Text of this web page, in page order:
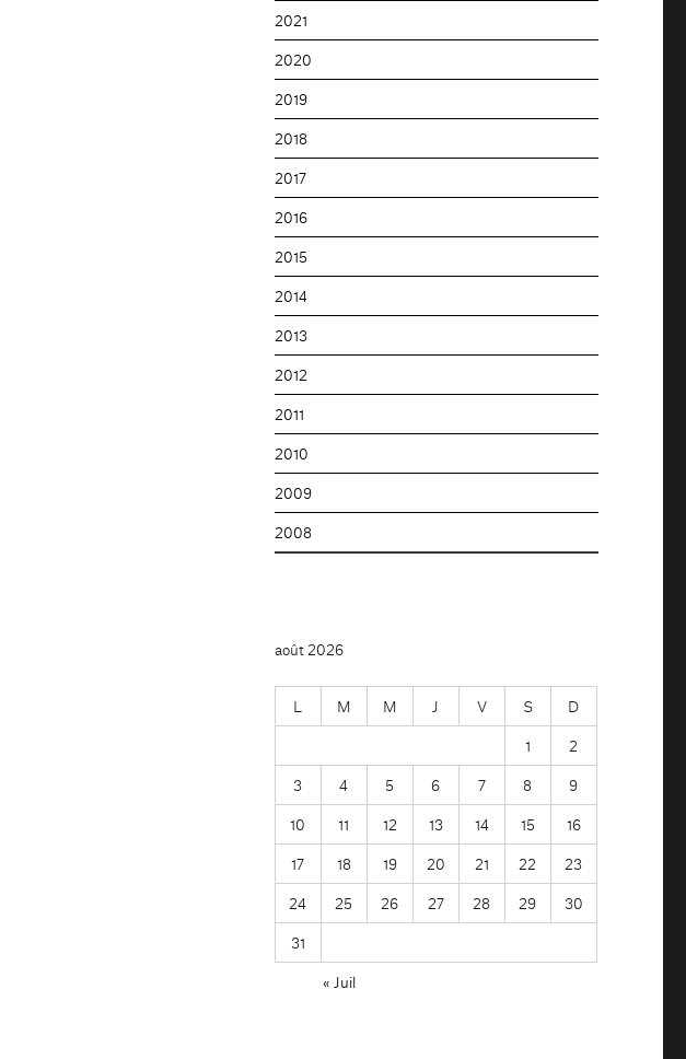
2021
2020
2019
2018
2017
2016
2015
2014
2013
2012
2011
2010
2009
2008
août 2026
L M M J V S
D
1
2
3
4 5 6 7 8
9
10
11 12 13 14 15
16
17
18 19 20 21 22
23
24
25 26 27 28 29
30
31
« Juil